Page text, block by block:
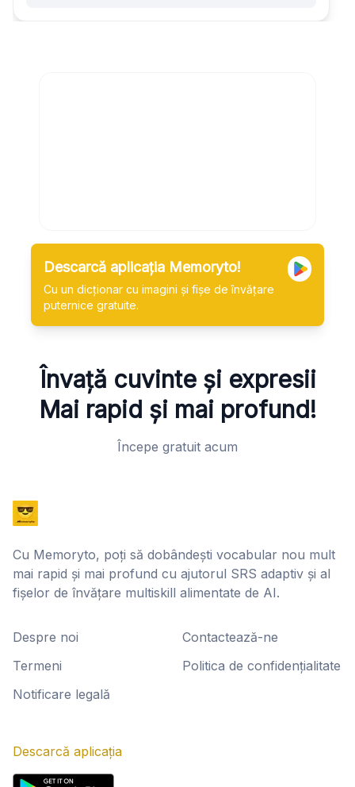
Descarcă aplicația Memoryto!
Cu un dicționar cu imagini și fișe de învățare
puternice gratuite.
Învață cuvinte și expresii
Mai rapid și mai profund!
Începe gratuit acum
Cu Memoryto, poți să dobândești vocabular nou mult
mai rapid și mai profund cu ajutorul SRS adaptiv și al
fișelor de învățare multiskill alimentate de AI.
Despre noi
Contactează-ne
Termeni
Politica de confidențialitate
Notificare legală
Descarcă aplicația